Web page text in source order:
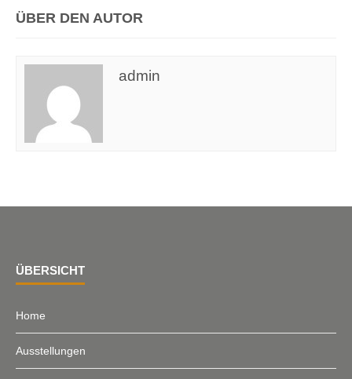
ÜBER DEN AUTOR
admin
ÜBERSICHT
Home
Ausstellungen